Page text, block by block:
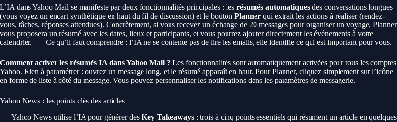
L’IA dans Yahoo Mail se manifeste par deux fonctionnalités principales : les résumés automatiques des conversations longues
(vous voyez un encart synthétique en haut du fil de discussion) et le bouton Planner qui extrait les actions à réaliser (rendez-
vous, tâches, réponses attendues). Concrètement, si vous recevez un échange de 20 messages pour organiser un voyage, Planner
vous proposera un résumé avec les dates, lieux et participants, et vous pourrez ajouter directement les événements à votre
calendrier.
Ce qu’il faut comprendre : l’IA ne se contente pas de lire les emails, elle identifie ce qui est important pour vous.
Comment activer les résumés IA dans Yahoo Mail ? Les fonctionnalités sont automatiquement activées pour tous les comptes
Yahoo. Rien à paramétrer : ouvrez un message long, et le résumé apparaît en haut. Pour Planner, cliquez simplement sur l’icône
en forme de liste à côté du message. Vous pouvez personnaliser les notifications dans les paramètres de messagerie.
Yahoo News : les points clés des articles
Yahoo News utilise l’IA pour générer des Key Takeaways : trois à cinq points essentiels qui résument un article en quelques